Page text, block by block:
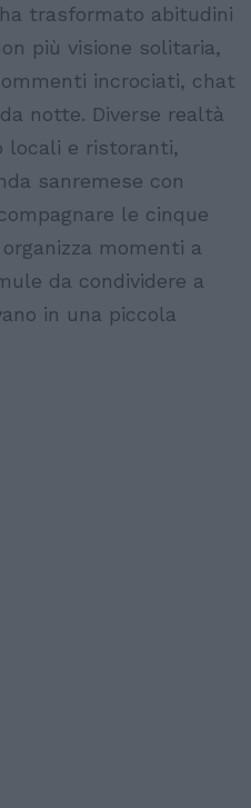
trasformato abitudini
più visione solitaria,
incrociati, chat
notte. Diverse realtà
locali e ristoranti,
sanremese con
le cinque
momenti a
da condividere a
in una piccola